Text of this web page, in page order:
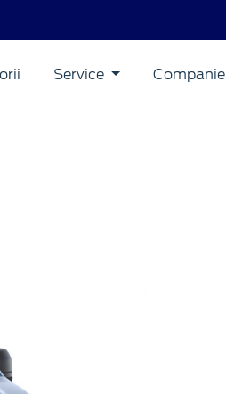
Service Companie